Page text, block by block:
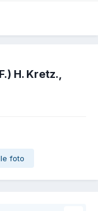
H. Kretz.,
foto